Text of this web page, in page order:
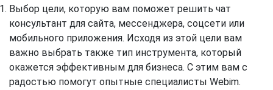
Выбор цели, которую вам поможет решить чат
консультант для сайта, мессенджера, соцсети или
мобильного приложения. Исходя из этой цели вам
важно выбрать также тип инструмента, который
окажется эффективным для бизнеса. С этим вам с
радостью помогут опытные специалисты Webim.